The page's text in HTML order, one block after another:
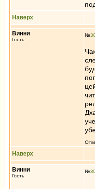
Наверх
Винни
Гость
№
Наверх
Винни
Гость
№